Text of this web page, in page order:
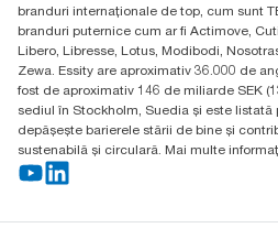
branduri internaționale de top, cum sunt
branduri puternice cum ar fi Actimove,
Libero, Libresse, Lotus, Modibodi,
Zewa. Essity are aproximativ 36.000 de
fost de aproximativ 146 de miliarde SEK
sediul în Stockholm, Suedia și este
depășește barierele stării de bine și
sustenabilă și circulară. Mai multe